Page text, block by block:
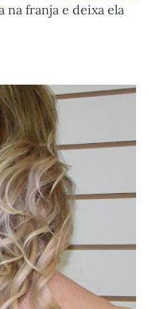
na franja e deixa ela